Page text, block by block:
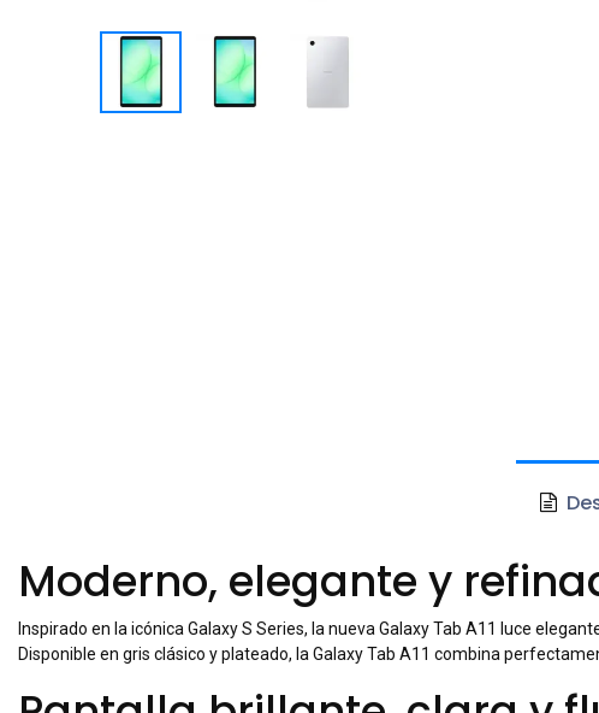
Moderno, elegante y
Inspirado en la icónica Galaxy S Series, la nueva Galaxy Tab A11 luce
Disponible en gris clásico y plateado, la Galaxy Tab A11 combina